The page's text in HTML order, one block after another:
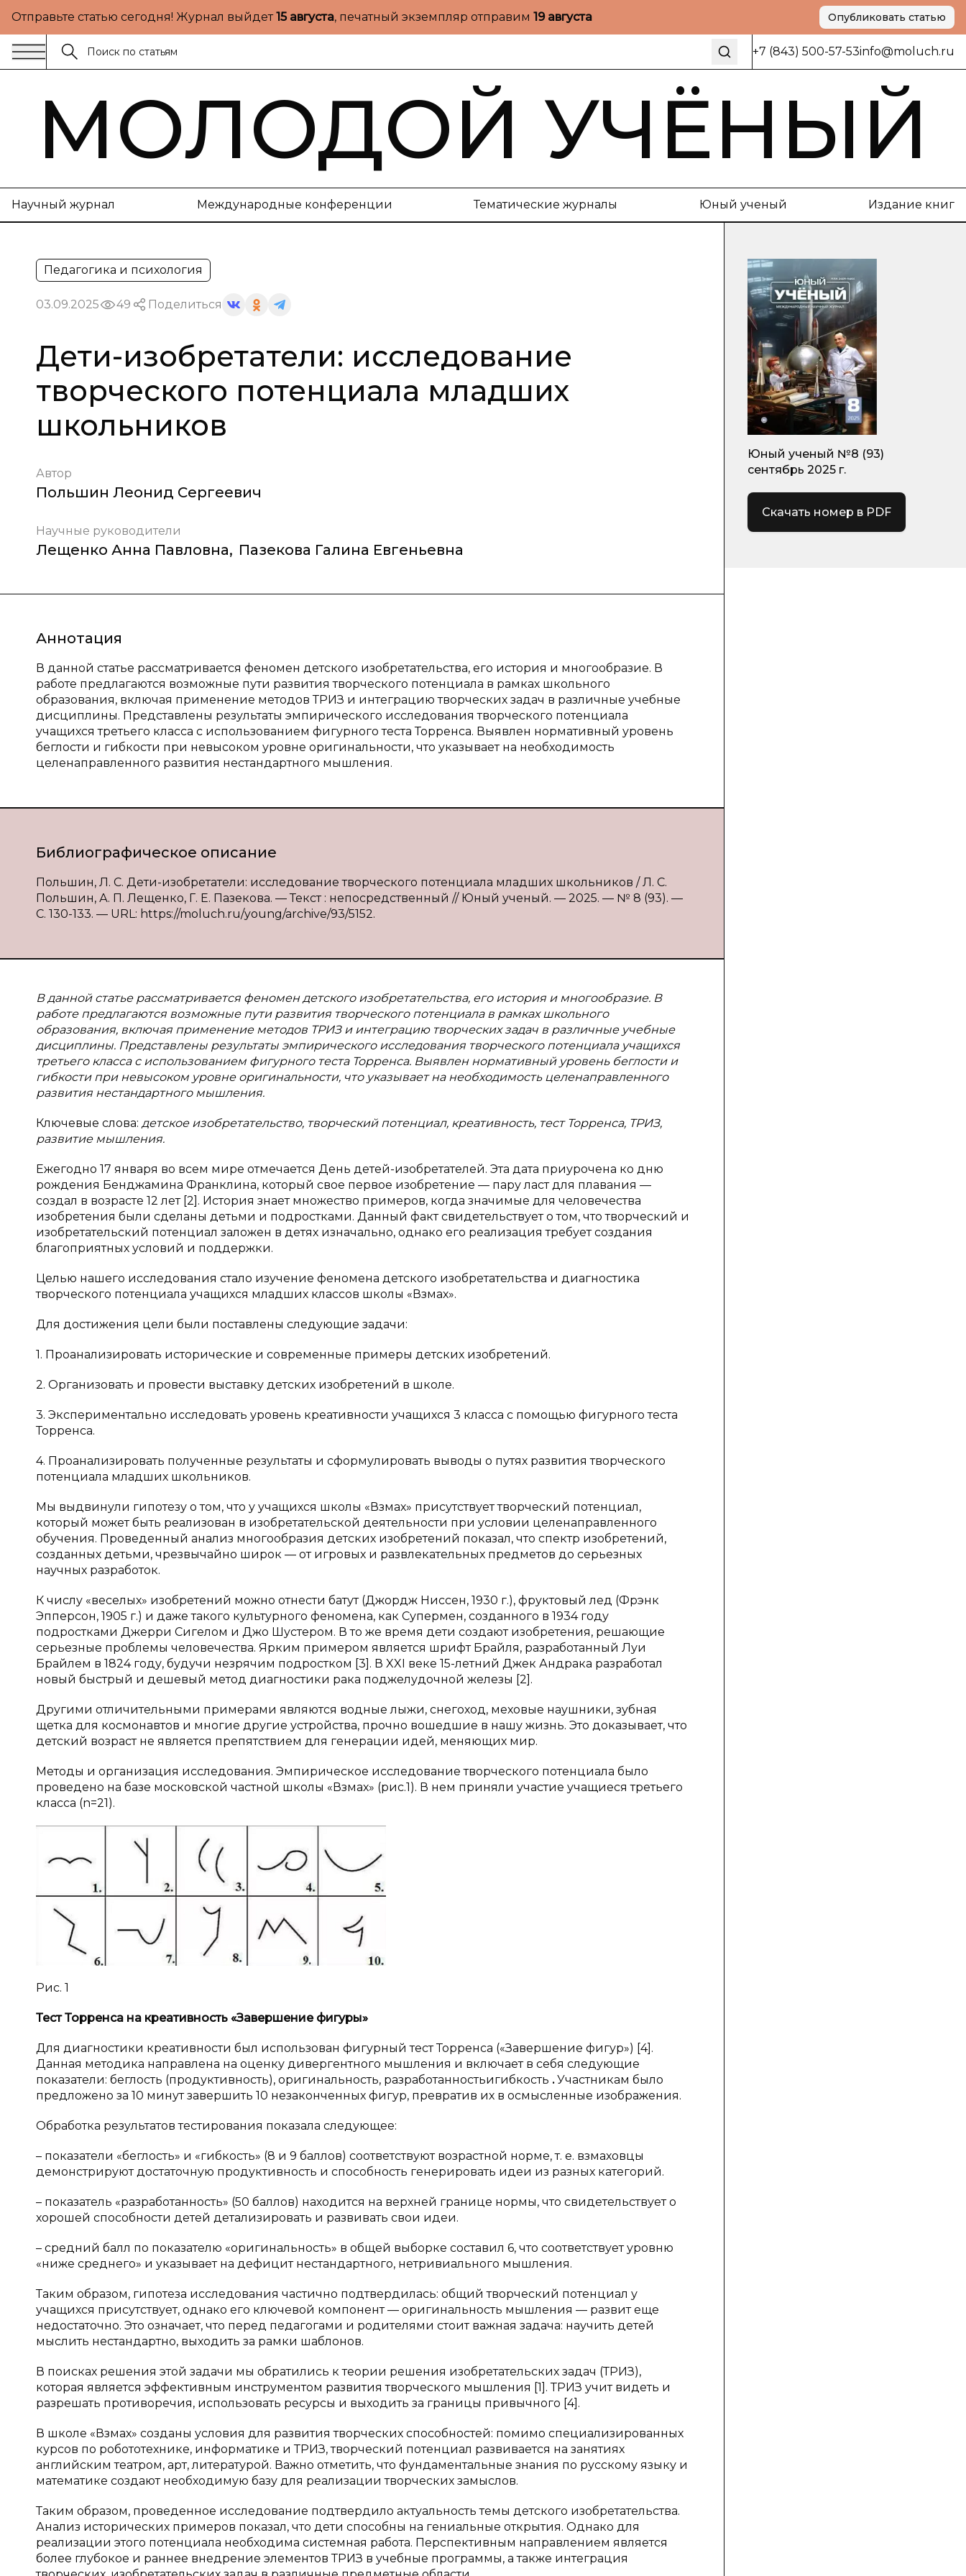
Отправьте статью сегодня! Журнал выйдет15 августа, печатный экземпляр отправим 19 августа Опубликовать статью
+7 (843) 500-57-53info@moluch.ru
МОЛОДОЙ УЧЁНЫЙ
Научный журнал Международные конференции Тематические журналы Юный ученый Издание книг
Педагогика и психология
03.09.2025 49 Поделиться
Дети-изобретатели: исследование
творческого потенциала младших
школьников
Автор
Польшин Леонид Сергеевич
Научные руководители
Лещенко Анна Павловна, Пазекова Галина Евгеньевна
Аннотация
В данной статье рассматривается феномен детского изобретательства, его история и многообразие. В
работе предлагаются возможные пути развития творческого потенциала в рамках школьного
образования, включая применение методов ТРИЗ и интеграцию творческих задач в различные учебные
дисциплины. Представлены результаты эмпирического исследования творческого потенциала
учащихся третьего класса с использованием фигурного теста Торренса. Выявлен нормативный уровень
беглости и гибкости при невысоком уровне оригинальности, что указывает на необходимость
целенаправленного развития нестандартного мышления.
Библиографическое описание
Польшин, Л. С. Дети-изобретатели: исследование творческого потенциала младших школьников / Л. С.
Польшин, А. П. Лещенко, Г. Е. Пазекова. — Текст : непосредственный // Юный ученый. — 2025. — № 8 (93). —
С. 130-133. — URL: https://moluch.ru/young/archive/93/5152.
В данной статье рассматривается феномен детского изобретательства, его история и многообразие. В
работе предлагаются возможные пути развития творческого потенциала в рамках школьного
образования, включая применение методов ТРИЗ и интеграцию творческих задач в различные учебные
дисциплины. Представлены результаты эмпирического исследования творческого потенциала учащихся
третьего класса с использованием фигурного теста Торренса. Выявлен нормативный уровень беглости и
гибкости при невысоком уровне оригинальности, что указывает на необходимость целенаправленного
развития нестандартного мышления.
Ключевые слова: детское изобретательство, творческий потенциал, креативность, тест Торренса, ТРИЗ,
развитие мышления.
Ежегодно 17 января во всем мире отмечается День детей-изобретателей. Эта дата приурочена ко дню
рождения Бенджамина Франклина, который свое первое изобретение — пару ласт для плавания —
создал в возрасте 12 лет [2]. История знает множество примеров, когда значимые для человечества
изобретения были сделаны детьми и подростками. Данный факт свидетельствует о том, что творческий и
изобретательский потенциал заложен в детях изначально, однако его реализация требует создания
благоприятных условий и поддержки.
Целью нашего исследования стало изучение феномена детского изобретательства и диагностика
творческого потенциала учащихся младших классов школы «Взмах».
Для достижения цели были поставлены следующие задачи:
1. Проанализировать исторические и современные примеры детских изобретений.
2. Организовать и провести выставку детских изобретений в школе.
3. Экспериментально исследовать уровень креативности учащихся 3 класса с помощью фигурного теста
Торренса.
4. Проанализировать полученные результаты и сформулировать выводы о путях развития творческого
потенциала младших школьников.
Мы выдвинули гипотезу о том, что у учащихся школы «Взмах» присутствует творческий потенциал,
который может быть реализован в изобретательской деятельности при условии целенаправленного
обучения. Проведенный анализ многообразия детских изобретений показал, что спектр изобретений,
созданных детьми, чрезвычайно широк — от игровых и развлекательных предметов до серьезных
научных разработок.
К числу «веселых» изобретений можно отнести батут (Джордж Ниссен, 1930 г.), фруктовый лед (Фрэнк
Эпперсон, 1905 г.) и даже такого культурного феномена, как Супермен, созданного в 1934 году
подростками Джерри Сигелом и Джо Шустером. В то же время дети создают изобретения, решающие
серьезные проблемы человечества. Ярким примером является шрифт Брайля, разработанный Луи
Брайлем в 1824 году, будучи незрячим подростком [3]. В XXI веке 15-летний Джек Андрака разработал
новый быстрый и дешевый метод диагностики рака поджелудочной железы [2].
Другими отличительными примерами являются водные лыжи, снегоход, меховые наушники, зубная
щетка для космонавтов и многие другие устройства, прочно вошедшие в нашу жизнь. Это доказывает, что
детский возраст не является препятствием для генерации идей, меняющих мир.
Методы и организация исследования. Эмпирическое исследование творческого потенциала было
проведено на базе московской частной школы «Взмах» (рис.1). В нем приняли участие учащиеся третьего
класса (n=21).
Рис. 1
Тест Торренса на креативность «Завершение фигуры»
Для диагностики креативности был использован фигурный тест Торренса («Завершение фигур») [4].
Данная методика направлена на оценку дивергентного мышления и включает в себя следующие
показатели: беглость (продуктивность), оригинальность, разработанностьигибкость .Участникам было
предложено за 10 минут завершить 10 незаконченных фигур, превратив их в осмысленные изображения.
Обработка результатов тестирования показала следующее:
– показатели «беглость» и «гибкость» (8 и 9 баллов) соответствуют возрастной норме, т. е. взмаховцы
демонстрируют достаточную продуктивность и способность генерировать идеи из разных категорий.
– показатель «разработанность» (50 баллов) находится на верхней границе нормы, что свидетельствует о
хорошей способности детей детализировать и развивать свои идеи.
– средний балл по показателю «оригинальность» в общей выборке составил 6, что соответствует уровню
«ниже среднего» и указывает на дефицит нестандартного, нетривиального мышления.
Таким образом, гипотеза исследования частично подтвердилась: общий творческий потенциал у
учащихся присутствует, однако его ключевой компонент — оригинальность мышления — развит еще
недостаточно. Это означает, что перед педагогами и родителями стоит важная задача: научить детей
мыслить нестандартно, выходить за рамки шаблонов.
В поисках решения этой задачи мы обратились к теории решения изобретательских задач (ТРИЗ),
которая является эффективным инструментом развития творческого мышления [1]. ТРИЗ учит видеть и
разрешать противоречия, использовать ресурсы и выходить за границы привычного [4].
В школе «Взмах» созданы условия для развития творческих способностей: помимо специализированных
курсов по робототехнике, информатике и ТРИЗ, творческий потенциал развивается на занятиях
английским театром, арт, литературой. Важно отметить, что фундаментальные знания по русскому языку и
математике создают необходимую базу для реализации творческих замыслов.
Таким образом, проведенное исследование подтвердило актуальность темы детского изобретательства.
Анализ исторических примеров показал, что дети способны на гениальные открытия. Однако для
реализации этого потенциала необходима системная работа. Перспективным направлением является
более глубокое и раннее внедрение элементов ТРИЗ в учебные программы, а также интеграция
Юный ученый №8 (93)
сентябрь 2025 г.
Скачать номер в PDF